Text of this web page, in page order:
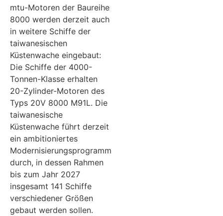
mtu-Motoren der Baureihe
8000 werden derzeit auch
in weitere Schiffe der
taiwanesischen
Küstenwache eingebaut:
Die Schiffe der 4000-
Tonnen-Klasse erhalten
20-Zylinder-Motoren des
Typs 20V 8000 M91L. Die
taiwanesische
Küstenwache führt derzeit
ein ambitioniertes
Modernisierungsprogramm
durch, in dessen Rahmen
bis zum Jahr 2027
insgesamt 141 Schiffe
verschiedener Größen
gebaut werden sollen.